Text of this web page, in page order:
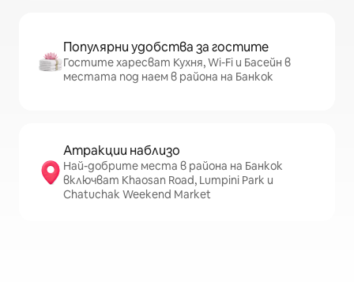
Популярни удобства за гостите
Гостите харесват Кухня, Wi-Fi и Басейн в
местата под наем в района на Банкок
Атракции наблизо
Най-добрите места в района на Банкок
включват Khaosan Road, Lumpini Park и
Chatuchak Weekend Market